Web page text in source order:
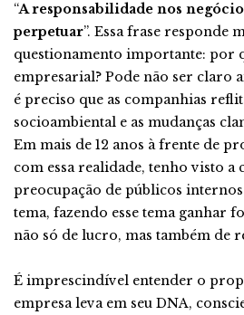
“A responsabilidade nos
perpetuar”. Essa frase responde
questionamento importante: por
empresarial? Pode não ser claro
é preciso que as companhias
socioambiental e as mudanças
Em mais de 12 anos à frente de
com essa realidade, tenho visto a
preocupação de públicos
tema, fazendo esse tema ganhar
não só de lucro, mas também de
É imprescindível entender o
empresa leva em seu DNA,